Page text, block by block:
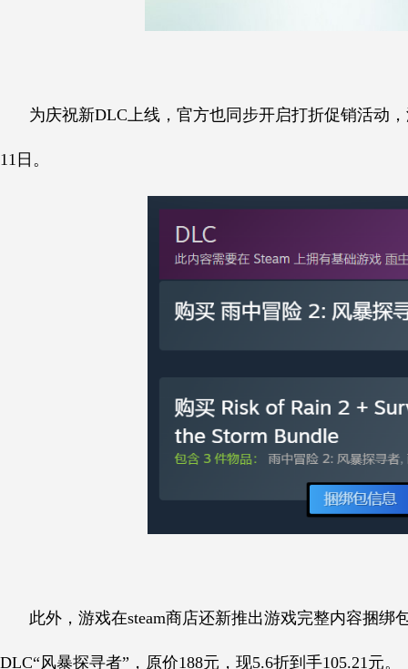
为庆祝新DLC上线，官方也同步开启打折促销活动
11日。
此外，游戏在steam商店还新推出游戏完整内容捆
DLC“风暴探寻者”，原价188元，现5.6折到手105.21元。